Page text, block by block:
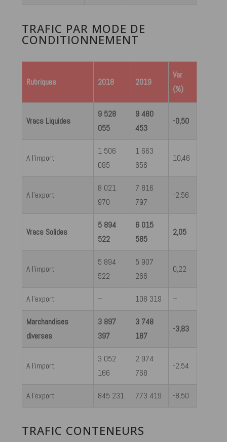
TRAFIC PAR MODE DE
CONDITIONNEMENT
Rubriques 2018 2019
Var
(%)
Vracs Liquides
9 528
055
9 480
453
-0,50
A l’import
1 506
085
1 663
656
10,46
A l’export
8 021
970
7 816
797
-2,56
Vracs Solides
5 894
522
6 015
585
2,05
A l’import
5 894
522
5 907
266
0,22
A l’export – 108 319 –
Marchandises
diverses
3 897
397
3 748
187
-3,83
A l’import
3 052
166
2 974
768
-2,54
A l’export 845 231 773 419 -8,50
TRAFIC CONTENEURS